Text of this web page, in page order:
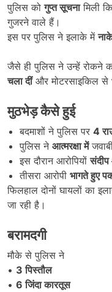
पुलिस कोगुप्त सूचनामिली
गुजरने वाले हैं।
इस पर पुलिस ने इलाके में
जैसे ही पुलिस ने उन्हें रोकने
चला दींऔर मोटरसाइकिल से
मुठभेड़ कैसे हुई
बदमाशों ने पुलिस पर 4
पुलिस ने आत्मरक्षा में
इस दौरान आरोपियों
तीसरा आरोपी भागते हुए
फिलहाल दोनों घायलों का
जा रही है।
बरामदगी
मौके से पुलिस ने
• 3पिस्तौल
• 6जिंदा कारतूस